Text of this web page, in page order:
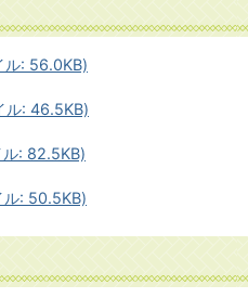
ル: 56.0KB)
ル: 46.5KB)
ル: 82.5KB)
ル: 50.5KB)